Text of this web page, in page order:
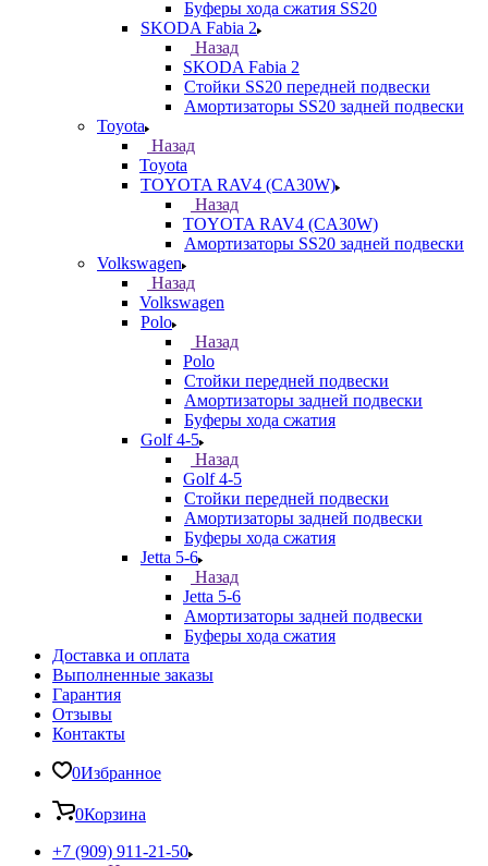
Буферы хода сжатия SS20
SKODA Fabia 2
Назад
SKODA Fabia 2
Стойки SS20 передней подвески
Амортизаторы SS20 задней подвески
Toyota
Назад
Toyota
TOYOTA RAV4 (CA30W)
Назад
TOYOTA RAV4 (CA30W)
Амортизаторы SS20 задней подвески
Volkswagen
Назад
Volkswagen
Polo
Назад
Polo
Стойки передней подвески
Амортизаторы задней подвески
Буферы хода сжатия
Golf 4-5
Назад
Golf 4-5
Стойки передней подвески
Амортизаторы задней подвески
Буферы хода сжатия
Jetta 5-6
Назад
Jetta 5-6
Амортизаторы задней подвески
Буферы хода сжатия
Доставка и оплата
Выполненные заказы
Гарантия
Отзывы
Контакты
0Избранное
0Корзина
+7 (909) 911-21-50